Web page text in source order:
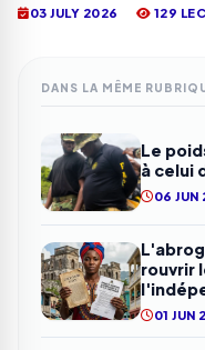
03 JULY 2026 129
DANS LA MÊME
Le
à celui
06 JUN
rouvrir
01 JUN